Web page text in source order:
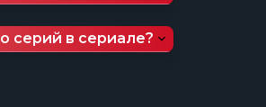
серий в сериале?